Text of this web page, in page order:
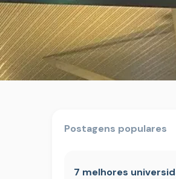
Postagens populares
7 melhores